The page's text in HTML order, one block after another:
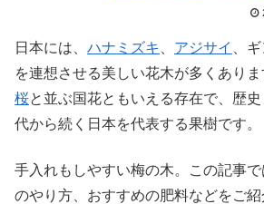
日本には、 ハナミズキ 、 アジサイ 、
を連想させる美しい花木が多くあり
桜と並ぶ国花ともいえる存在で、歴
代から続く日本を代表する果樹です。
手入れもしやすい梅の木。この記事
のやり方、おすすめの肥料などをご紹